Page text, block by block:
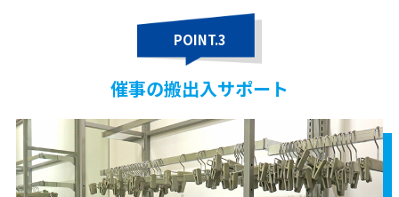
POINT.3
催事の搬出入サポート